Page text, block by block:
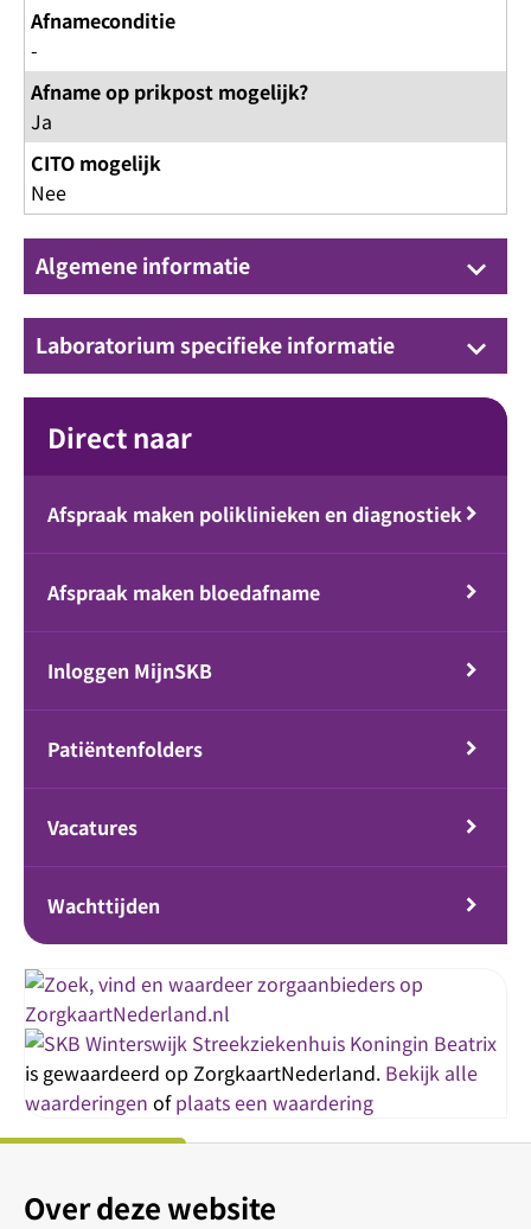
Afnameconditie
-
Afname op prikpost mogelijk?
Ja
CITO mogelijk
Nee
Algemene informatie keyboard_arrow_down
Laboratorium specifieke informatie keyboard_arrow_down
Direct naar
Afspraak maken poliklinieken en diagnostiek
Afspraak maken bloedafname
Inloggen MijnSKB
Patiëntenfolders
Vacatures
Wachttijden
Streekziekenhuis Koningin Beatrix
is gewaardeerd op ZorgkaartNederland. Bekijk alle
waarderingen ofplaats een waardering
Over deze website